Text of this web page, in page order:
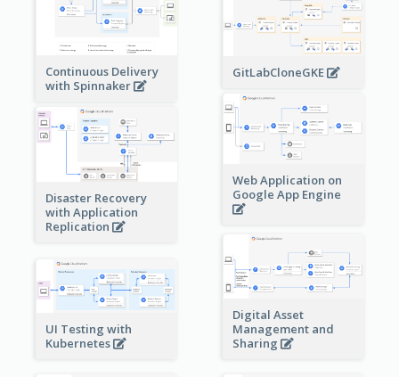
Continuous Delivery
with Spinnaker
GitLabCloneGKE
Web Application on
Google App Engine
Disaster Recovery
with Application
Replication
Digital Asset
Management and
Sharing
UI Testing with
Kubernetes